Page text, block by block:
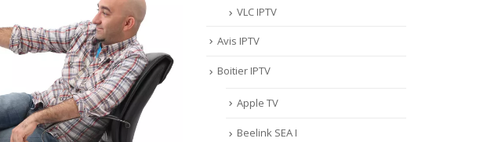
VLC IPTV
Avis IPTV
Boitier IPTV
Apple TV
Beelink SEA I